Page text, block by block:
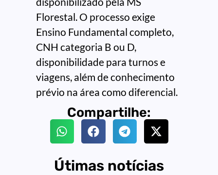
Florestal. O processo exige
Ensino Fundamental completo,
CNH categoria B ou D,
disponibilidade para turnos e
viagens, além de conhecimento
prévio na área como diferencial.
Compartilhe:
Útimas notícias